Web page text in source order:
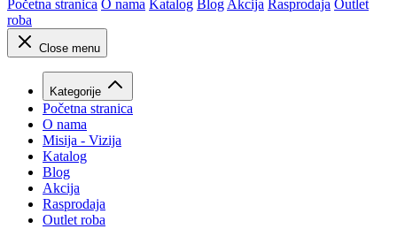
Početna stranica O nama Katalog Blog Akcija Rasprodaja Outlet
roba
Close menu
Kategorije
Početna stranica
O nama
Misija - Vizija
Katalog
Blog
Akcija
Rasprodaja
Outlet roba